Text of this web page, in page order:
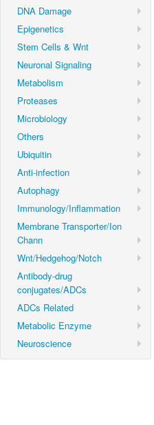
DNA Damage
Epigenetics
Stem Cells & Wnt
Neuronal Signaling
Metabolism
Proteases
Microbiology
Others
Ubiquitin
Anti-infection
Autophagy
Immunology/Inflammation
Membrane Transporter/Ion
Chann
Wnt/Hedgehog/Notch
Antibody-drug
conjugates/ADCs
ADCs Related
Metabolic Enzyme
Neuroscience